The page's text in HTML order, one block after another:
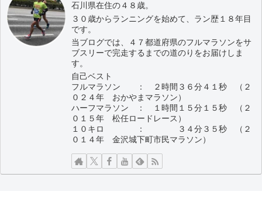
石川県在住の４８歳。
３０歳からランニングを始めて、ラン歴１８年目
です。
当ブログでは、４７都道府県のフルマラソンをサ
ブスリーで完走するまでの道のりをお届けしま
す。
自己ベスト
フルマラソン ： ２時間３６分４１秒 （２
０２４年 おかやまマラソン）
ハーフマラソン ： １時間１５分１５秒 （２
０１５年 松任ロードレース）
１０キロ ： ３４分３５秒 （２
０１４年 金沢城下町市民マラソン）